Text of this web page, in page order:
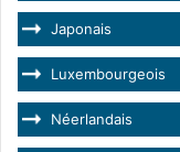
Japonais
Luxembourgeois
Néerlandais